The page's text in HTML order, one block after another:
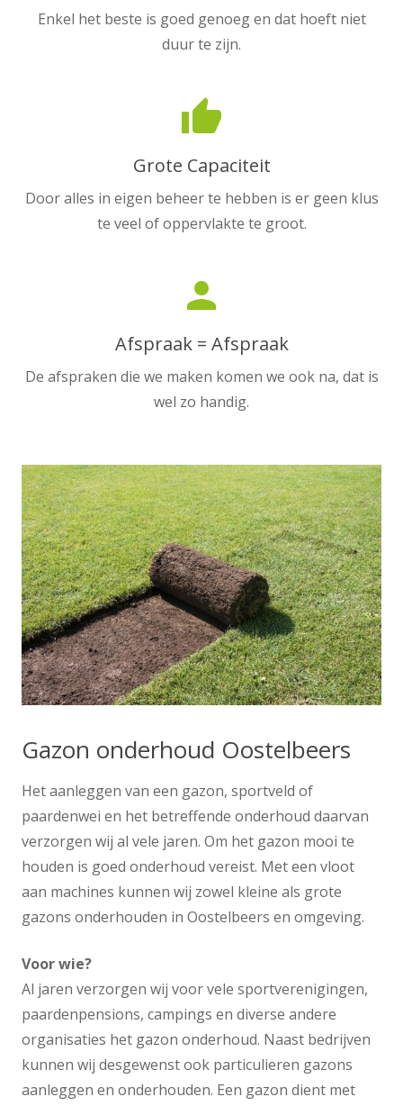
Enkel het beste is goed genoeg en dat hoeft niet
duur te zijn.
thumb_up
Grote Capaciteit
Door alles in eigen beheer te hebben is er geen klus
te veel of oppervlakte te groot.
person
Afspraak = Afspraak
De afspraken die we maken komen we ook na, dat is
wel zo handig.
Gazon onderhoud Oostelbeers
Het aanleggen van een gazon, sportveld of
paardenwei en het betreffende onderhoud daarvan
verzorgen wij al vele jaren. Om het gazon mooi te
houden is goed onderhoud vereist. Met een vloot
aan machines kunnen wij zowel kleine als grote
gazons onderhouden in Oostelbeers en omgeving.
Voor wie?
Al jaren verzorgen wij voor vele sportverenigingen,
paardenpensions, campings en diverse andere
organisaties het gazon onderhoud. Naast bedrijven
kunnen wij desgewenst ook particulieren gazons
aanleggen en onderhouden. Een gazon dient met